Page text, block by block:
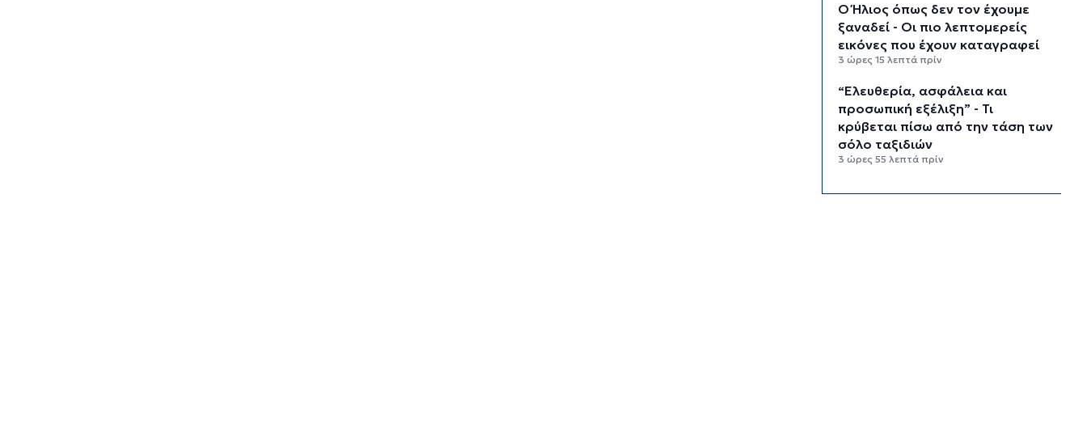
Ο Ήλιος όπως δεν τον έχουμε
ξαναδεί - Οι πιο λεπτομερείς
εικόνες που έχουν καταγραφεί
3 ώρες 15 λεπτά πρίν
“Ελευθερία, ασφάλεια και
προσωπική εξέλιξη” - Τι
κρύβεται πίσω από την τάση των
σόλο ταξιδιών
3 ώρες 55 λεπτά πρίν
“Κλιματική ζώνη πολέμου” - Οι